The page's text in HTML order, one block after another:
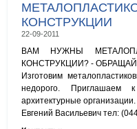
КОНСТРУКЦИИ
22-09-2011
ВАМ НУЖНЫ
КОНСТРУКЦИИ? -
Изготовим
недорого. Приглашаем
архитектурные организации.
Евгений Васильевич тел: